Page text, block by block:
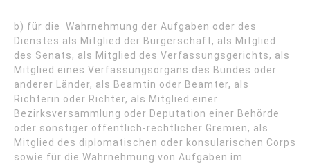
b) für die Wahrnehmung der Aufgaben oder des
Dienstes als Mitglied der Bürgerschaft, als Mitglied
des Senats, als Mitglied des Verfassungsgerichts, als
Mitglied eines Verfassungsorgans des Bundes oder
anderer Länder, als Beamtin oder Beamter, als
Richterin oder Richter, als Mitglied einer
Bezirksversammlung oder Deputation einer Behörde
oder sonstiger öffentlich-rechtlicher Gremien, als
Mitglied des diplomatischen oder konsularischen Corps
sowie für die Wahrnehmung von Aufgaben im